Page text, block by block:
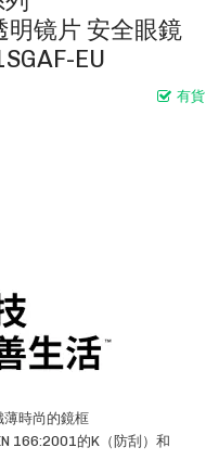
明镜片 安全眼鏡
EU
有貨
時尚的鏡框
166:2001的K（防刮）和